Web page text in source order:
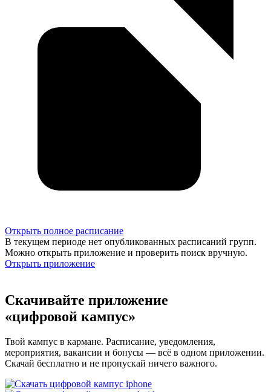
Открыть полное расписание
В текущем периоде нет опубликованных расписаний групп.
Можно открыть приложение и проверить поиск вручную.
Открыть приложение
Скачивайте приложение
«цифровой кампус»
Твой кампус в кармане. Расписание, уведомления,
мероприятия, вакансии и бонусы — всё в одном приложении.
Скачай бесплатно и не пропускай ничего важного.